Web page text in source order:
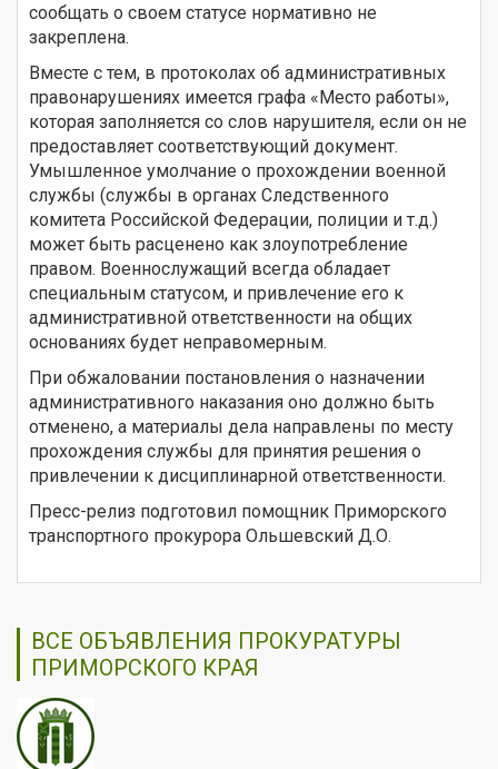
сообщать о своем статусе нормативно не
закреплена.
Вместе с тем, в протоколах об административных
правонарушениях имеется графа «Место работы»,
которая заполняется со слов нарушителя, если он не
предоставляет соответствующий документ.
Умышленное умолчание о прохождении военной
службы (службы в органах Следственного
комитета Российской Федерации, полиции и т.д.)
может быть расценено как злоупотребление
правом. Военнослужащий всегда обладает
специальным статусом, и привлечение его к
административной ответственности на общих
основаниях будет неправомерным.
При обжаловании постановления о назначении
административного наказания оно должно быть
отменено, а материалы дела направлены по месту
прохождения службы для принятия решения о
привлечении к дисциплинарной ответственности.
Пресс-релиз подготовил помощник Приморского
транспортного прокурора Ольшевский Д.О.
ВСЕ ОБЪЯВЛЕНИЯ ПРОКУРАТУРЫ
ПРИМОРСКОГО КРАЯ